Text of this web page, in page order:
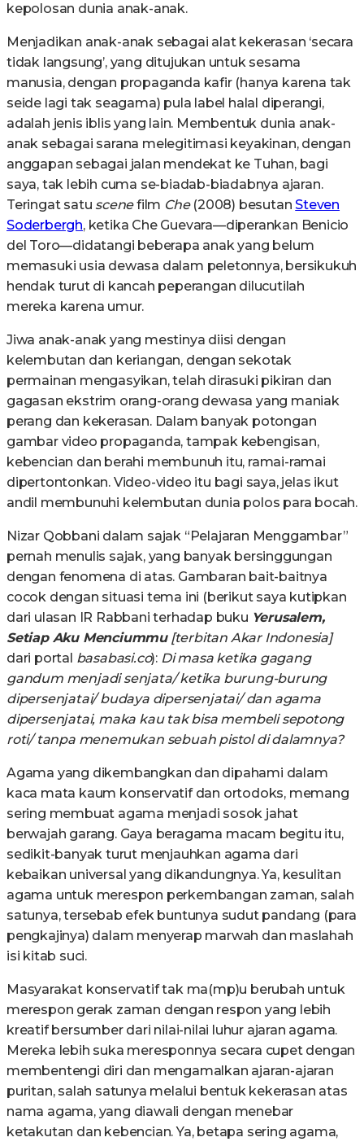
kepolosan dunia anak-anak.
Menjadikan anak-anak sebagai alat kekerasan ‘secara
tidak langsung’, yang ditujukan untuk sesama
manusia, dengan propaganda kafir (hanya karena tak
seide lagi tak seagama) pula label halal diperangi,
adalah jenis iblis yang lain. Membentuk dunia anak-
anak sebagai sarana melegitimasi keyakinan, dengan
anggapan sebagai jalan mendekat ke Tuhan, bagi
saya, tak lebih cuma se-biadab-biadabnya ajaran.
Teringat satu scenefilm Che(2008) besutanSteven
Soderbergh, ketika Che Guevara—diperankan Benicio
del Toro—didatangi beberapa anak yang belum
memasuki usia dewasa dalam peletonnya, bersikukuh
hendak turut di kancah peperangan dilucutilah
mereka karena umur.
Jiwa anak-anak yang mestinya diisi dengan
kelembutan dan keriangan, dengan sekotak
permainan mengasyikan, telah dirasuki pikiran dan
gagasan ekstrim orang-orang dewasa yang maniak
perang dan kekerasan. Dalam banyak potongan
gambar video propaganda, tampak kebengisan,
kebencian dan berahi membunuh itu, ramai-ramai
dipertontonkan. Video-video itu bagi saya, jelas ikut
andil membunuhi kelembutan dunia polos para bocah.
Nizar Qobbani dalam sajak “Pelajaran Menggambar”
pernah menulis sajak, yang banyak bersinggungan
dengan fenomena di atas. Gambaran bait-baitnya
cocok dengan situasi tema ini (berikut saya kutipkan
dari ulasan IR Rabbani terhadap buku Yerusalem,
Setiap Aku Menciummu [terbitan Akar Indonesia]
dari portal basabasi.co): Di masa ketika gagang
gandum menjadi senjata/ ketika burung-burung
dipersenjatai/ budaya dipersenjatai/ dan agama
dipersenjatai, maka kau tak bisa membeli sepotong
roti/ tanpa menemukan sebuah pistol di dalamnya?
Agama yang dikembangkan dan dipahami dalam
kaca mata kaum konservatif dan ortodoks, memang
sering membuat agama menjadi sosok jahat
berwajah garang. Gaya beragama macam begitu itu,
sedikit-banyak turut menjauhkan agama dari
kebaikan universal yang dikandungnya. Ya, kesulitan
agama untuk merespon perkembangan zaman, salah
satunya, tersebab efek buntunya sudut pandang (para
pengkajinya) dalam menyerap marwah dan maslahah
isi kitab suci.
Masyarakat konservatif tak ma(mp)u berubah untuk
merespon gerak zaman dengan respon yang lebih
kreatif bersumber dari nilai-nilai luhur ajaran agama.
Mereka lebih suka meresponnya secara cupet dengan
membentengi diri dan mengamalkan ajaran-ajaran
puritan, salah satunya melalui bentuk kekerasan atas
nama agama, yang diawali dengan menebar
ketakutan dan kebencian. Ya, betapa sering agama,